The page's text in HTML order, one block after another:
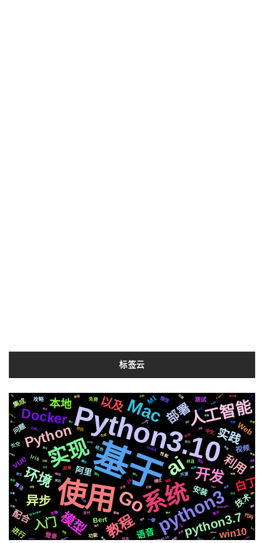
标签云
基于
使用
Python3.10
系统
ai
实现
Go python3
Mac 人工智能
开发
环境
教程
Python
模型
Docker
python3.7
异步
部署
以及
利用
实践
入门
本地
白丁
win10
配合
语音
vue
技术
阿里
Web
安装
进行
Bert
M1
视频
问题
集成 测试
登录
攻略
js
Iris
中文
微信
免费
长空
算法
功能
代码
redis
结合
性能
模式
开源
一个
并且
应用
平台
一键
支付
克隆
任务
api
图片
国内
后端
机器人
Whisper
深度 记录
编程
Selenium
通过
新版
svg
Golang1.18
生成
结构
运行
音色
响应
原生
芯片
前后
检测
基础
2020
微软
动画
爬虫
属于
情况
协议
io
聊天
合成
页面
https
Pytorch
MacOs
支付宝
简历
快速
布局
Tornado
识别
集群
流程
可用
声音
机制
社交
数据
centos
推送
需要
格式
字幕
变量
推荐
celery
场景
阻塞
镜像
Apple
各种
存储
遇到
统一
CSS3
github
切换
方案
钱包
图标 事件
一下